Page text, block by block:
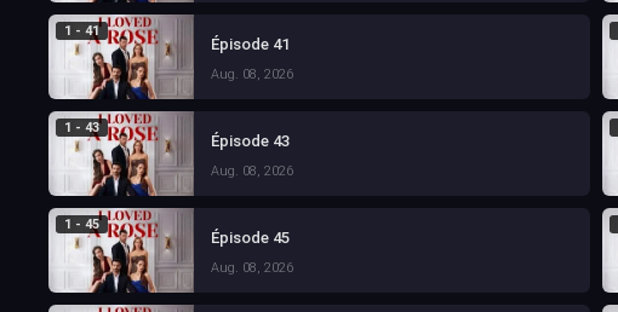
1 - 41
Épisode 41
Aug. 08, 2026
1 - 43
Épisode 43
Aug. 08, 2026
1 - 45
Épisode 45
Aug. 08, 2026